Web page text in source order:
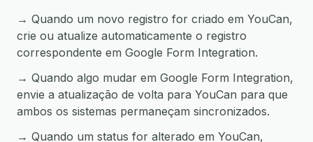
→ Quando um novo registro for criado em YouCan,
crie ou atualize automaticamente o registro
correspondente em Google Form Integration.
→ Quando algo mudar em Google Form Integration,
envie a atualização de volta para YouCan para que
ambos os sistemas permaneçam sincronizados.
→ Quando um status for alterado em YouCan,